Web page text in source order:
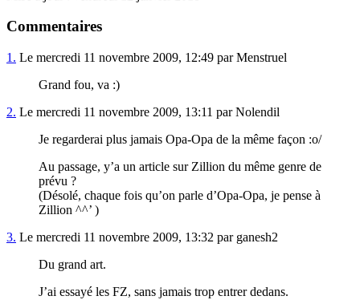
Commentaires
1. Le mercredi 11 novembre 2009, 12:49 par Menstruel
Grand fou, va :)
2. Le mercredi 11 novembre 2009, 13:11 par Nolendil
Je regarderai plus jamais Opa-Opa de la même façon :o/
Au passage, y’a un article sur Zillion du même genre de
prévu ?
(Désolé, chaque fois qu’on parle d’Opa-Opa, je pense à
Zillion ^^’ )
3. Le mercredi 11 novembre 2009, 13:32 par ganesh2
Du grand art.
J’ai essayé les FZ, sans jamais trop entrer dedans.